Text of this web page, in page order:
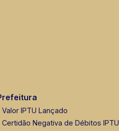
Valor IPTU Lançado
Certidão Negativa de Débitos IPTU